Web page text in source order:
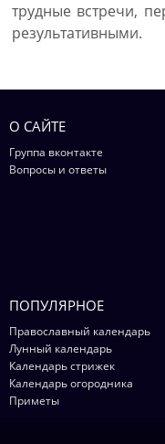
трудные встречи,
результативными.
О САЙТЕ
Группа вконтакте
Вопросы и ответы
ПОПУЛЯРНОЕ
Православный календарь
Лунный календарь
Календарь стрижек
Календарь огородника
Приметы